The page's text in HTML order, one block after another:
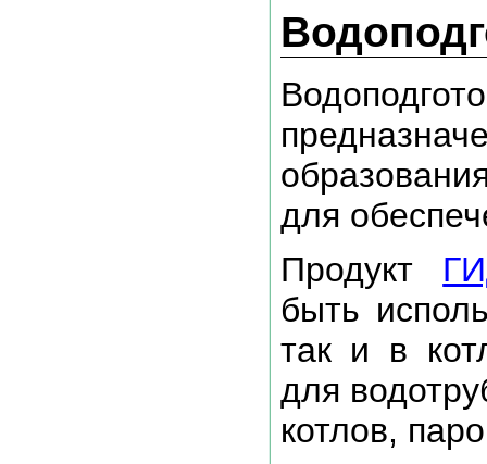
для
Продукт
быть
так и в
для
котлов,